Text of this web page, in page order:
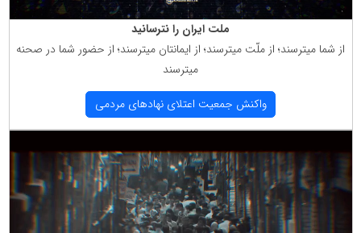
ملت ایران را نترسانید
از شما میترسند؛ از ملّت میترسند؛ از ایمانتان میترسند؛ از حضور شما در صحنه
میترسند
واكنش جمعیت اعتلای نهادهای مردمی